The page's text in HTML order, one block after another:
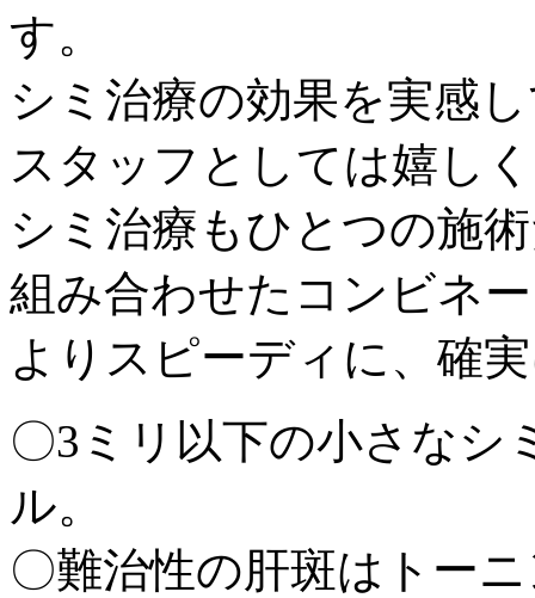
す。
シミ治療の効果を実感
スタッフとしては嬉し
シミ治療もひとつの施
組み合わせたコンビネ
よりスピーディに、確
〇3ミリ以下の小さなシ
ル。
〇難治性の肝斑はトー